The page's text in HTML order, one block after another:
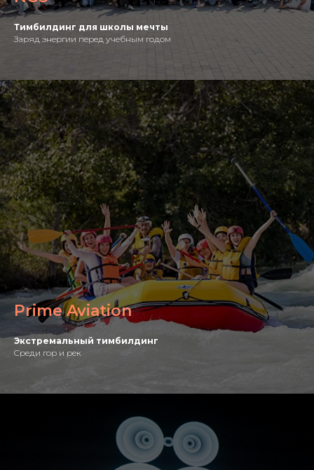
Тимбилдинг для школы мечты
Заряд энергии перед учебным годом
Prime Aviation
Экстремальный тимбилдинг
Cреди гор и рек